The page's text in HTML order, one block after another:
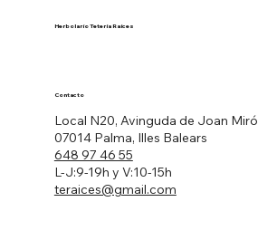
Herbolario Tetería Raíces
Local N20, Avinguda de Joan Miró
07014 Palma, Illes Balears
648 97 46 55
L-J:9-19h y V:10-15h
teraices@gmail.com
Contacto